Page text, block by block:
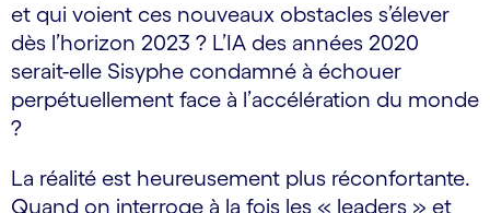
et qui voient ces nouveaux obstacles s’élever
dès l’horizon 2023 ? L’IA des années 2020
serait-elle Sisyphe condamné à échouer
perpétuellement face à l’accélération du monde
?
La réalité est heureusement plus réconfortante.
Quand on interroge à la fois les « leaders » et